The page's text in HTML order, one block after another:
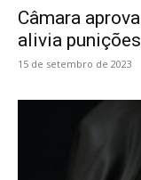
Câmara
alivia
15 de setembro de 2023